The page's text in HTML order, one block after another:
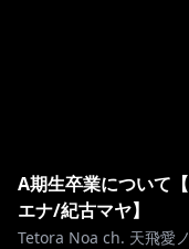
A期生卒業について
エナ/紀古マヤ】
Tetora Noa ch. 天飛愛